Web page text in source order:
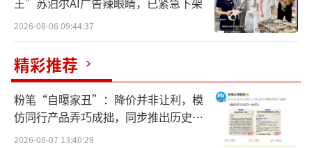
次减持，越秀资本终于可以将纸面上的“富
贵”落袋为安。
事实上，越秀资本近年来极为重视投资收
益。2025年以来，该公司相继增持北京控股H
股、新天绿色能源H股，并向这两家公司派驻董
事，因而也将采用权益法核算相应的投资收
2026-08-06 09:44:37
精彩推荐
粉笔“自曝家丑”：降价并非让利，模
仿同行产品弄巧成拙，同步推出历史学
员退费方案
2026-08-07 13:40:29